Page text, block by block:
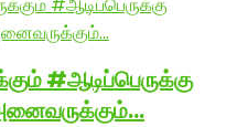
#ஆடிப்பெருக்கு